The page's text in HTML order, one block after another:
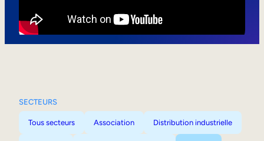
SECTEURS
Tous secteurs Association Distribution industrielle